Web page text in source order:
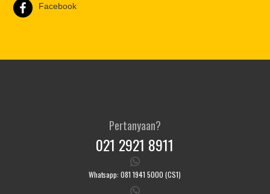
Facebook
Pertanyaan?
021 2921 8911
Whatsapp: 081 1941 5000 (CS1)